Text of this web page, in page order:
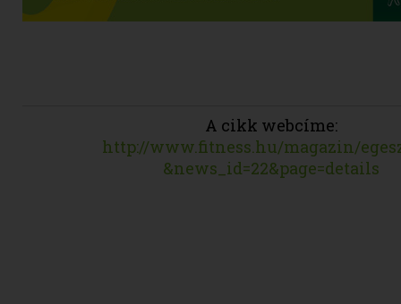
A cikk webcíme:
http://www.fitness.hu/magazin/
&news_id=22&page=details